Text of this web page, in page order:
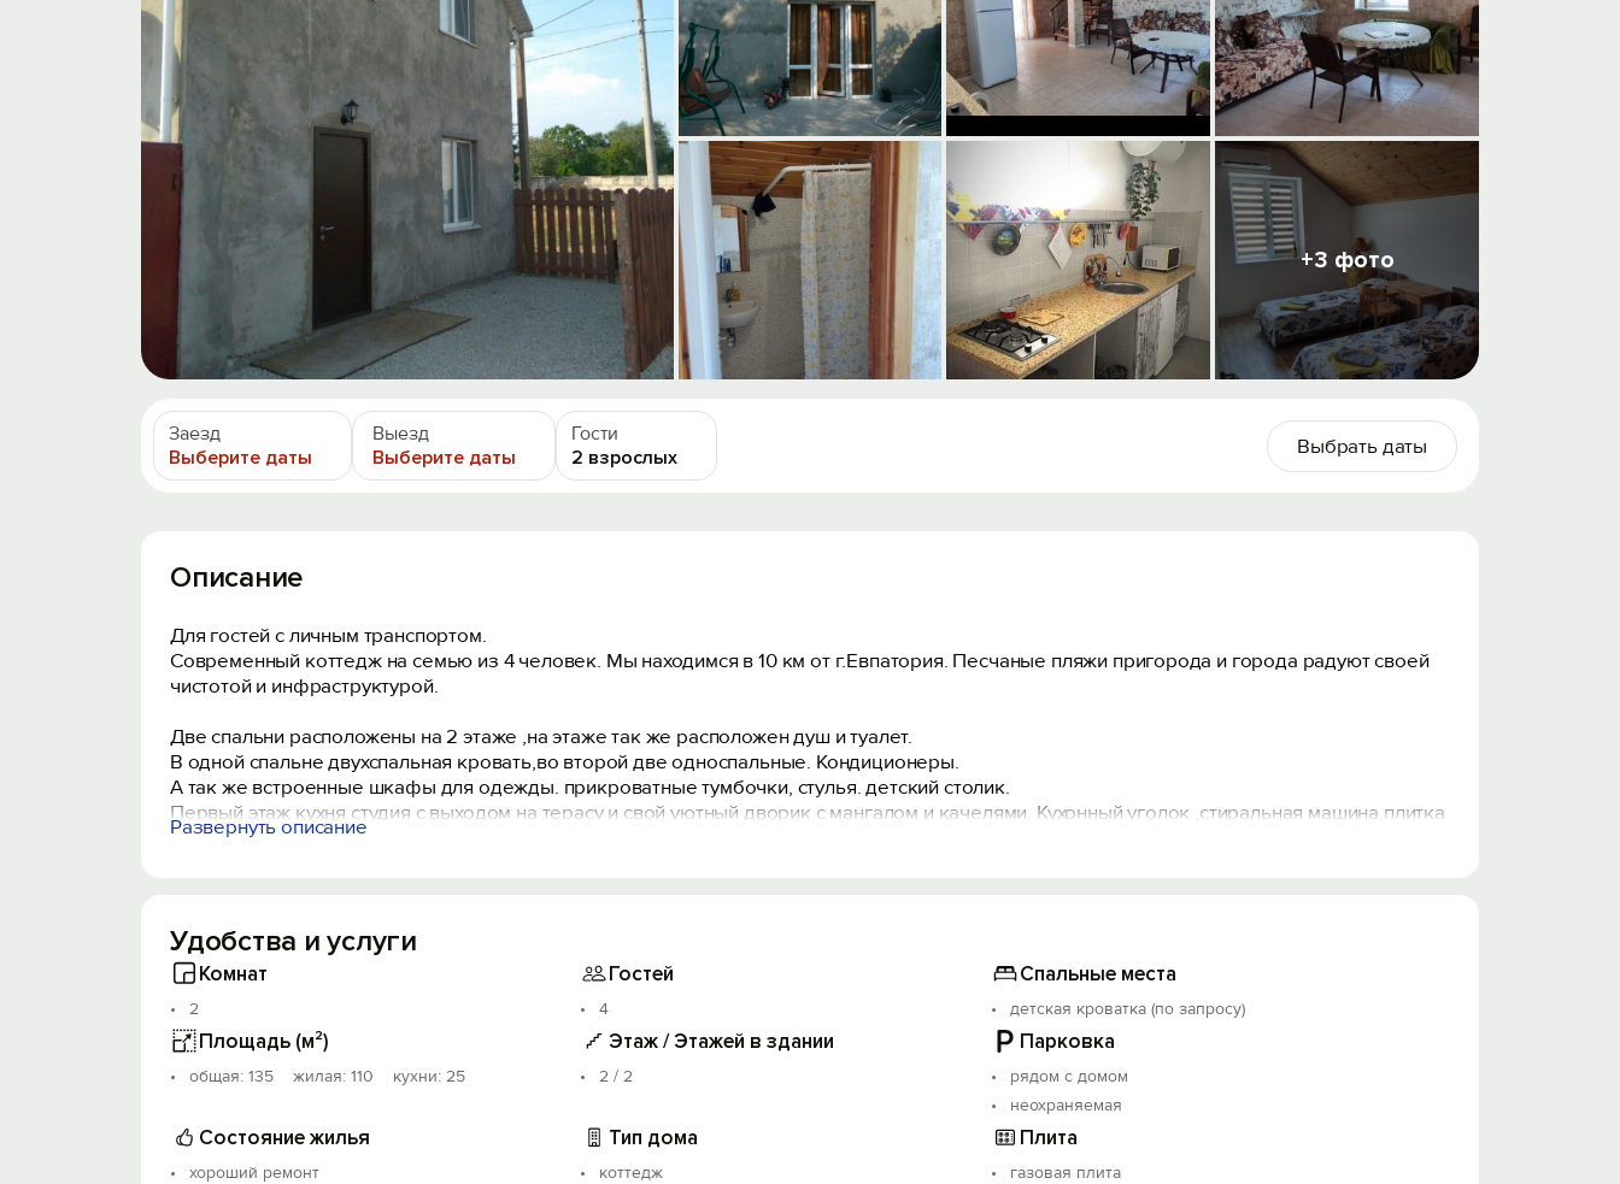
+3 фото
Заезд
Выберите даты
Выезд
Выберите даты
Гости
2 взрослых
Выбрать даты
Описание
Для гостей с личным транспортом.
Современный коттедж на семью из 4 человек. Мы находимся в 10 км от г.Евпатория. Песчаные пляжи пригорода и города радуют своей
чистотой и инфраструктурой.
Две спальни расположены на 2 этаже ,на этаже так же расположен душ и туалет.
В одной спальне двухспальная кровать,во второй две односпальные. Кондиционеры.
А так же встроенные шкафы для одежды. прикроватные тумбочки, стулья. детский столик.
Первый этаж кухня студия с выходом на терасу и свой уютный дворик с мангалом и качелями. Кухонный уголок ,стиральная машина.плитка
газовая.микроволновка,холодильник,телевизор.потолочный вентилятор. Сан. узел с душем. Водонагреватель.
Развернуть описание
Удобства и услуги
Комнат
2
Гостей
4
Спальные места
детская кроватка (по запросу)
Площадь (м²)
oбщая: 135 жилая: 110 кухни: 25
Этаж / Этажей в здании
2 / 2
Парковка
рядом с домом
неохраняемая
Состояние жилья
хороший ремонт
Тип дома
коттедж
Плита
газовая плита